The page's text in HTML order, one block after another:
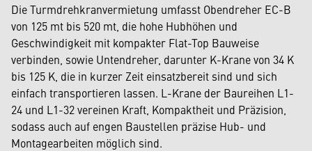
Die Turmdrehkranvermietung umfasst Obendreher EC-B
von 125 mt bis 520 mt, die hohe Hubhöhen und
Geschwindigkeit mit kompakter Flat-Top Bauweise
verbinden, sowie Untendreher, darunter K-Krane von 34 K
bis 125 K, die in kurzer Zeit einsatzbereit sind und sich
einfach transportieren lassen. L-Krane der Baureihen L1-
24 und L1-32 vereinen Kraft, Kompaktheit und Präzision,
sodass auch auf engen Baustellen präzise Hub- und
Montagearbeiten möglich sind.